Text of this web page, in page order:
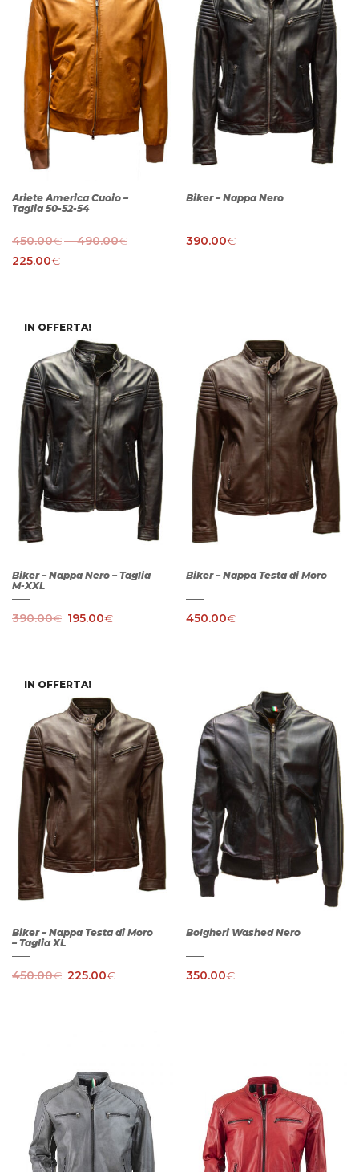
Ariete America Cuoio –
Taglia 50-52-54
450.00€–490.00€
225.00€
Biker – Nappa Nero
390.00€
IN OFFERTA!
Biker – Nappa Nero – Taglia
M-XXL
390.00€ 195.00€
Biker – Nappa Testa di Moro
450.00€
IN OFFERTA!
Biker – Nappa Testa di Moro
– Taglia XL
450.00€ 225.00€
Bolgheri Washed Nero
350.00€